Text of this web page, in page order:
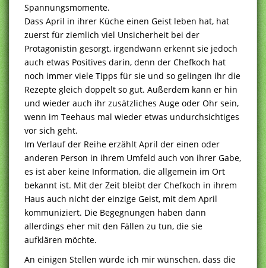
Spannungsmomente.
Dass April in ihrer Küche einen Geist leben hat, hat
zuerst für ziemlich viel Unsicherheit bei der
Protagonistin gesorgt, irgendwann erkennt sie jedoch
auch etwas Positives darin, denn der Chefkoch hat
noch immer viele Tipps für sie und so gelingen ihr die
Rezepte gleich doppelt so gut. Außerdem kann er hin
und wieder auch ihr zusätzliches Auge oder Ohr sein,
wenn im Teehaus mal wieder etwas undurchsichtiges
vor sich geht.
Im Verlauf der Reihe erzählt April der einen oder
anderen Person in ihrem Umfeld auch von ihrer Gabe,
es ist aber keine Information, die allgemein im Ort
bekannt ist. Mit der Zeit bleibt der Chefkoch in ihrem
Haus auch nicht der einzige Geist, mit dem April
kommuniziert. Die Begegnungen haben dann
allerdings eher mit den Fällen zu tun, die sie
aufklären möchte.
An einigen Stellen würde ich mir wünschen, dass die